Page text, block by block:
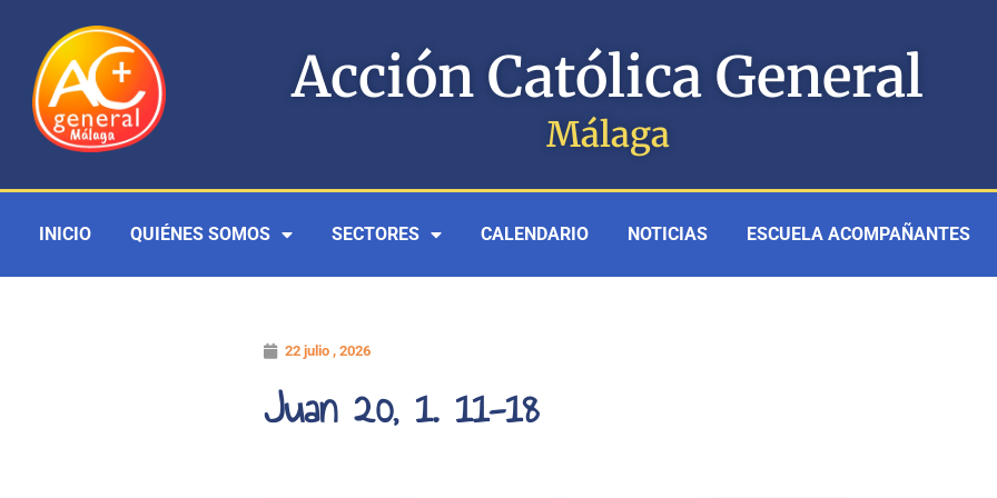
contenido
Acción Católica General
Málaga
INICIO QUIÉNES SOMOS SECTORES CALENDARIO NOTICIAS ESCUELA ACOMPAÑANTES
22 julio , 2026
Juan 20, 1. 11-18